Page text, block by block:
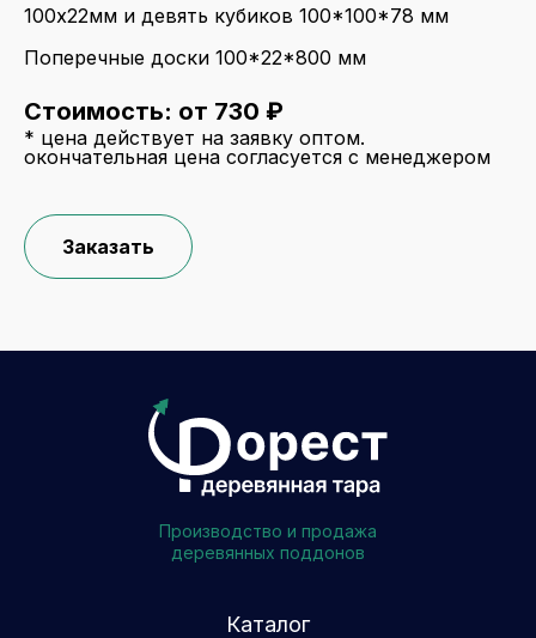
100x22мм и девять кубиков 100*100*78 мм
Поперечные доски 100*22*800 мм
Стоимость: от 730 ₽
* цена действует на заявку оптом.
окончательная цена согласуется с менеджером
Заказать
Производство и продажа
деревянных поддонов
Каталог